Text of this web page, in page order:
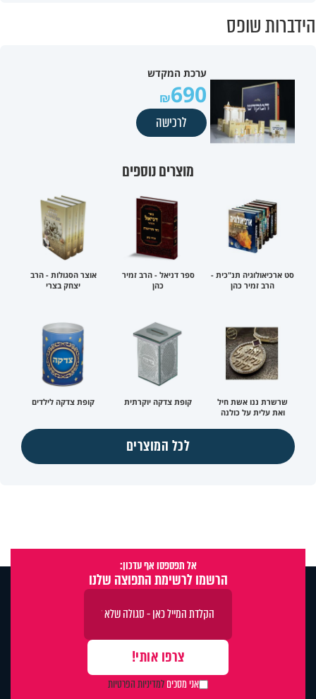
הידברות שופס
ערכת המקדש
690
לרכישה
מוצרים נוספים
סט ארכיאולוגיה תנ"כית -
הרב זמיר כהן
ספר דניאל - הרב זמיר
כהן
אוצר הסגולות - הרב
יצחק בצרי
שרשרת ננו אשת חיל
ואת עלית על כולנה
קופת צדקה יוקרתית קופת צדקה לילדים
לכל המוצרים
אל תפספסו אף עדכון:
הרשמו לרשימת התפוצה שלנו
אני מסכיםלמדיניות הפרטיות